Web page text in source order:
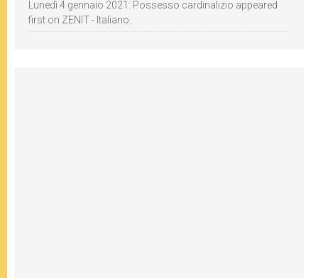
Lunedì 4 gennaio 2021: Possesso cardinalizio appeared
first on ZENIT - Italiano.